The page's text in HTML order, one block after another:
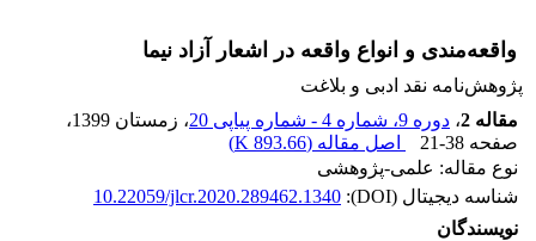
واقعه‌مندی و انواع واقعه در اشعار آزاد نیما
پژوهش‌نامه نقد ادبی و بلاغت
مقاله 2
، دوره 9، شماره 4 - شماره پیاپی 20 ، زمستان 1399
،
صفحه 21-38 اصل مقاله (893.66 K
)
نوع مقاله: علمی-پژوهشی
شناسه دیجیتال (DOI):
10.22059/jlcr.2020.289462.1340
نویسندگان